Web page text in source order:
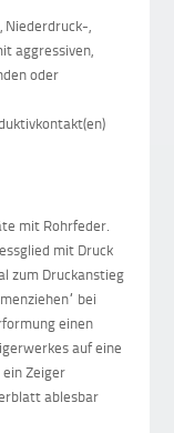
Niederdruck-,
aggressiven,
oder
mit Rohrfeder.
mit Druck
zum Druckanstieg
bei
einen
auf eine
Zeiger
ablesbar